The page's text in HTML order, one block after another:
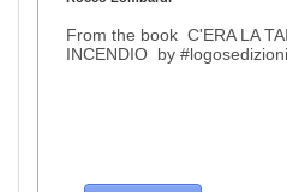
From the book C'ERA LA
INCENDIO by